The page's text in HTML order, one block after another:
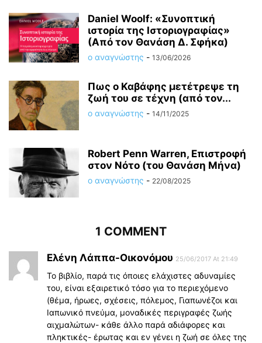
Daniel Woolf: «Συνοπτική
ιστορία της Ιστοριογραφίας»
(Από τον Θανάση Δ. Σφήκα)
ο αναγνώστης - 13/06/2026
Πως ο Καβάφης μετέτρεψε τη
ζωή του σε τέχνη (από τον...
ο αναγνώστης - 14/11/2025
Robert Penn Warren, Επιστροφή
στον Νότο (του Θανάση Μήνα)
ο αναγνώστης - 22/08/2025
1 COMMENT
Ελένη Λάππα-Οικονόμου 25/06/2017 At 21:49
Το βιβλίο, παρά τις όποιες ελάχιστες αδυναμίες
του, είναι εξαιρετικό τόσο για το περιεχόμενο
(θέμα, ήρωες, σχέσεις, πόλεμος, Γιαπωνέζοι και
Ιαπωνικό πνεύμα, μοναδικές περιγραφές ζωής
αιχμαλώτων- κάθε άλλο παρά αδιάφορες και
πληκτικές- έρωτας και εν γένει η ζωή σε όλες της